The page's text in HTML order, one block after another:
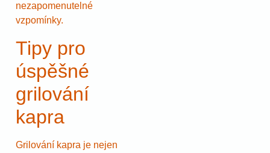
nezapomenutelné
vzpomínky.
Tipy pro
úspěšné
grilování
kapra
Grilování kapra je nejen